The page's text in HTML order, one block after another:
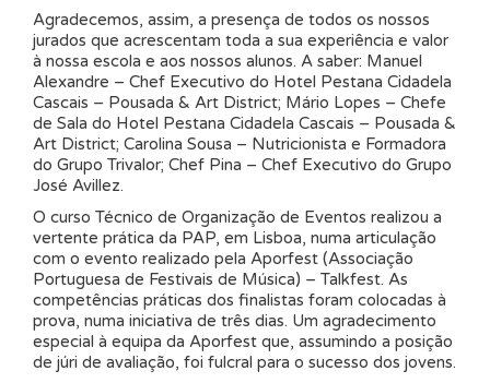
Agradecemos, assim, a presença de todos os nossos
jurados que acrescentam toda a sua experiência e valor
à nossa escola e aos nossos alunos. A saber: Manuel
Alexandre – Chef Executivo do Hotel Pestana Cidadela
Cascais – Pousada & Art District; Mário Lopes – Chefe
de Sala do Hotel Pestana Cidadela Cascais – Pousada &
Art District; Carolina Sousa – Nutricionista e Formadora
do Grupo Trivalor; Chef Pina – Chef Executivo do Grupo
José Avillez.
O curso Técnico de Organização de Eventos realizou a
vertente prática da PAP, em Lisboa, numa articulação
com o evento realizado pela Aporfest (Associação
Portuguesa de Festivais de Música) – Talkfest. As
competências práticas dos finalistas foram colocadas à
prova, numa iniciativa de três dias. Um agradecimento
especial à equipa da Aporfest que, assumindo a posição
de júri de avaliação, foi fulcral para o sucesso dos jovens.